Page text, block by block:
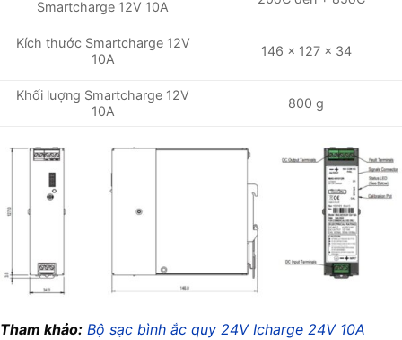
Smartcharge 12V 10A
Kích thước Smartcharge 12V
10A
146 x 127 x 34
Khối lượng Smartcharge 12V
10A
800 g
Tham khảo: Bộ sạc bình ắc quy 24V Icharge 24V 10A